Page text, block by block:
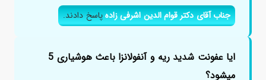
جناب آقای دکتر قوام الدین اشرفی زادهپاسخ دادند.
ایا عفونت شدید ریه و آنفولانزا باعث هوشیاری 5
میشود؟